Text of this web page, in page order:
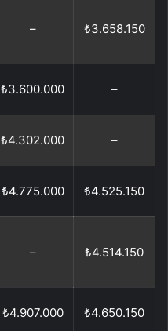
– ₺3.658.150
₺3.600.000 –
₺4.302.000 –
₺4.775.000 ₺4.525.150
– ₺4.514.150
₺4.907.000 ₺4.650.150